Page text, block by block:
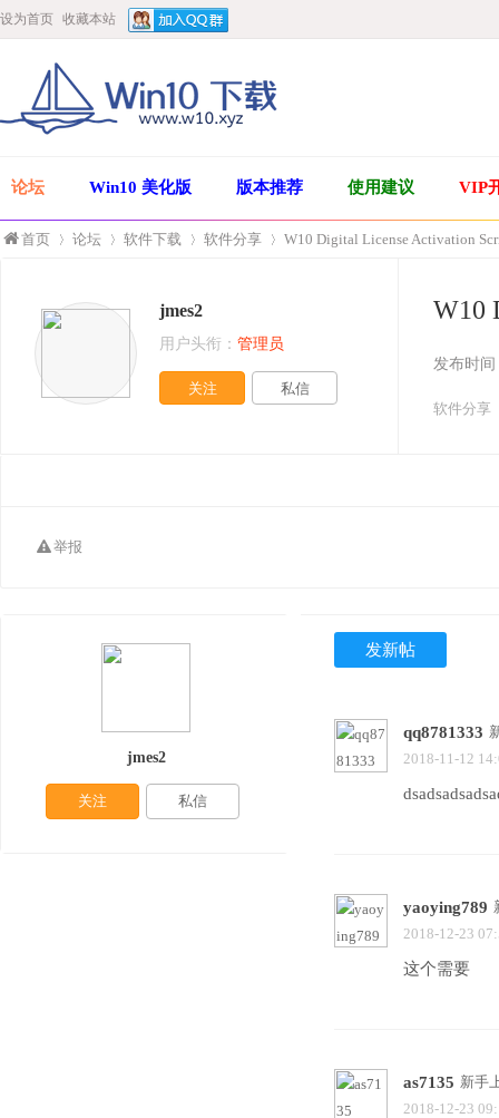
设为首页 收藏本站
论坛 Win10 美化版 版本推荐 使用建议 VIP
首页
»
论坛 软件下载
›
软件分享
›
W10 Digital License Activation
W10
发布时间
软件分享
jmes2
用户头衔： 管理员
关注 私信
举报
发新帖
qq8781333
2018-11-12
yaoying789
2018-12-23
这个需要
as7135 新手
2018-12-23
jmes2
关注 私信